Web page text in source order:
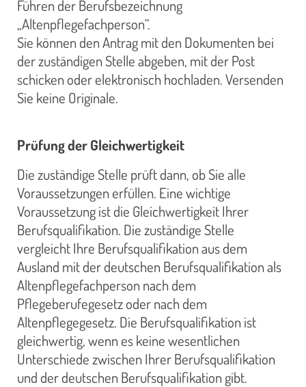
Führen der Berufsbezeichnung
„Altenpflegefachperson“.
Sie können den Antrag mit den Dokumenten bei
der zuständigen Stelle abgeben, mit der Post
schicken oder elektronisch hochladen. Versenden
Sie keine Originale.
Prüfung der Gleichwertigkeit
Die zuständige Stelle prüft dann, ob Sie alle
Voraussetzungen erfüllen. Eine wichtige
Voraussetzung ist die Gleichwertigkeit Ihrer
Berufsqualifikation. Die zuständige Stelle
vergleicht Ihre Berufsqualifikation aus dem
Ausland mit der deutschen Berufsqualifikation als
Altenpflegefachperson nach dem
Pflegeberufegesetz oder nach dem
Altenpflegegesetz. Die Berufsqualifikation ist
gleichwertig, wenn es keine wesentlichen
Unterschiede zwischen Ihrer Berufsqualifikation
und der deutschen Berufsqualifikation gibt.